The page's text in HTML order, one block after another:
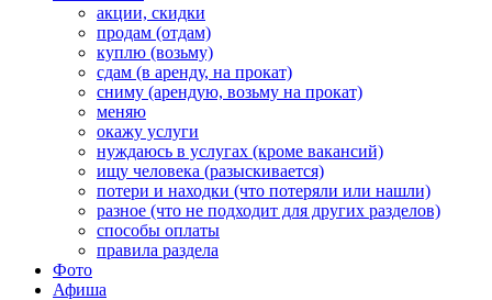
акции, скидки
продам (отдам)
куплю (возьму)
сдам (в аренду, на прокат)
сниму (арендую, возьму на прокат)
меняю
окажу услуги
нуждаюсь в услугах (кроме вакансий)
ищу человека (разыскивается)
потери и находки (что потеряли или нашли)
разное (что не подходит для других разделов)
способы оплаты
правила раздела
Фото
Афиша